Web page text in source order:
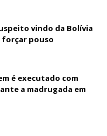
vindo da Bolívia
forçar pouso
é executado com
a madrugada em